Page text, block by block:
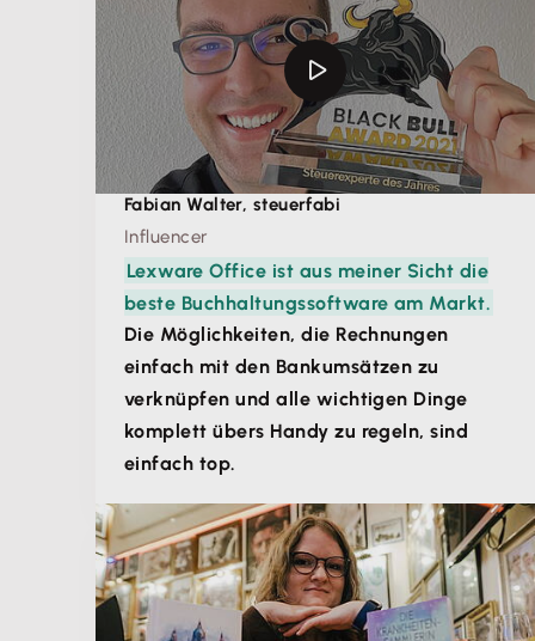
Fabian Walter, steuerfabi
Influencer
Lexware Office ist aus meiner Sicht die
beste Buchhaltungssoftware am Markt.
Die Möglichkeiten, die Rechnungen
einfach mit den Bankumsätzen zu
verknüpfen und alle wichtigen Dinge
komplett übers Handy zu regeln, sind
einfach top.